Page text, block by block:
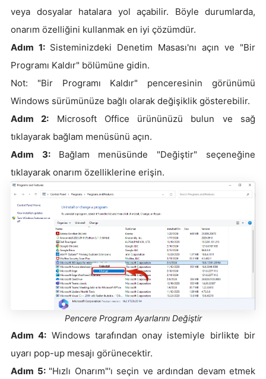
veya dosyalar hatalara yol açabilir. Böyle durumlarda,
onarım özelliğini kullanmak en iyi çözümdür.
Adım 1: Sisteminizdeki Denetim Masası'nı açın ve "Bir
Programı Kaldır" bölümüne gidin.
Not: "Bir Programı Kaldır" penceresinin görünümü
Windows sürümünüze bağlı olarak değişiklik gösterebilir.
Adım 2: Microsoft Office ürününüzü bulun ve sağ
tıklayarak bağlam menüsünü açın.
Adım 3: Bağlam menüsünde "Değiştir" seçeneğine
tıklayarak onarım özelliklerine erişin.
Pencere Program Ayarlarını Değiştir
Adım 4: Windows tarafından onay istemiyle birlikte bir
uyarı pop-up mesajı görünecektir.
Adım 5: "Hızlı Onarım"'ı seçin ve ardından devam etmek